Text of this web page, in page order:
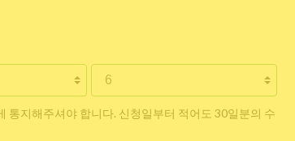
통지해주셔야 합니다. 신청일부터 적어도 30일분의 수